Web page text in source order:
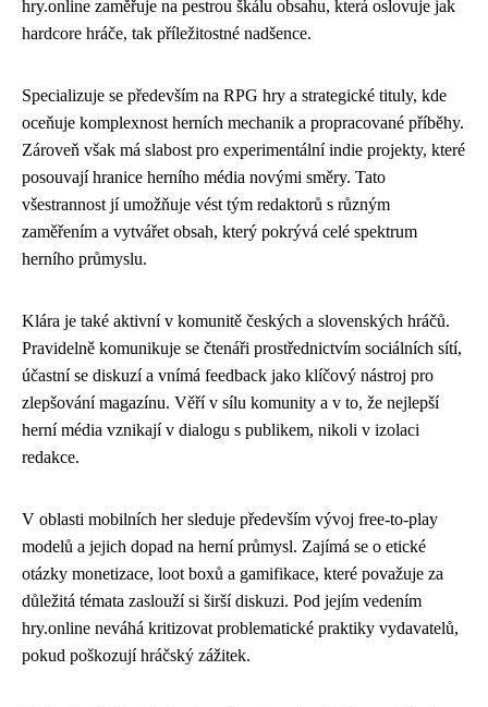
hry.online zaměřuje na pestrou škálu obsahu, která oslovuje jak
hardcore hráče, tak příležitostné nadšence.
Specializuje se především na RPG hry a strategické tituly, kde
oceňuje komplexnost herních mechanik a propracované příběhy.
Zároveň však má slabost pro experimentální indie projekty, které
posouvají hranice herního média novými směry. Tato
všestrannost jí umožňuje vést tým redaktorů s různým
zaměřením a vytvářet obsah, který pokrývá celé spektrum
herního průmyslu.
Klára je také aktivní v komunitě českých a slovenských hráčů.
Pravidelně komunikuje se čtenáři prostřednictvím sociálních sítí,
účastní se diskuzí a vnímá feedback jako klíčový nástroj pro
zlepšování magazínu. Věří v sílu komunity a v to, že nejlepší
herní média vznikají v dialogu s publikem, nikoli v izolaci
redakce.
V oblasti mobilních her sleduje především vývoj free-to-play
modelů a jejich dopad na herní průmysl. Zajímá se o etické
otázky monetizace, loot boxů a gamifikace, které považuje za
důležitá témata zaslouží si širší diskuzi. Pod jejím vedením
hry.online neváhá kritizovat problematické praktiky vydavatelů,
pokud poškozují hráčský zážitek.